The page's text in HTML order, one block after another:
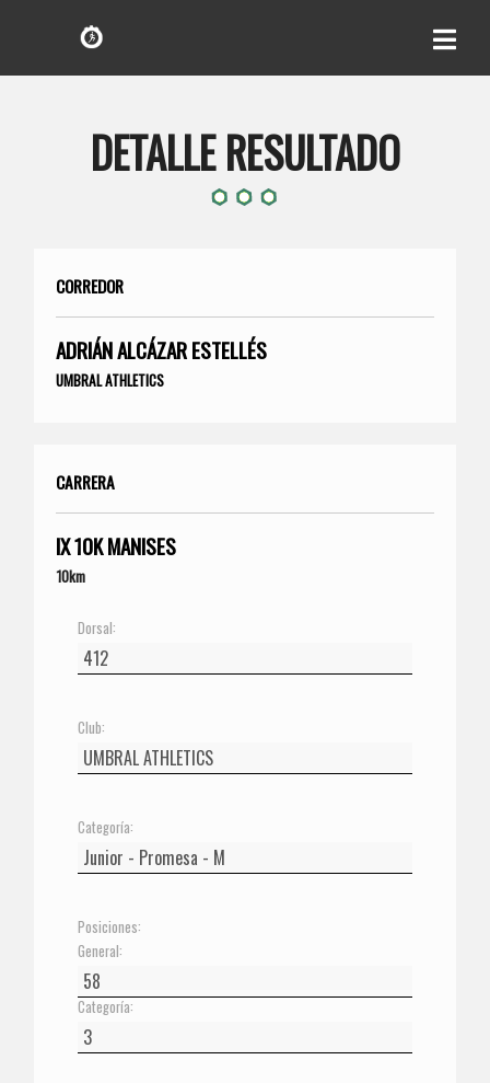
DETALLE RESULTADO
CORREDOR
ADRIÁN ALCÁZAR ESTELLÉS
UMBRAL ATHLETICS
CARRERA
IX 10K MANISES
10km
Dorsal:
Club:
Categoría:
Posiciones:
General:
Categoría: